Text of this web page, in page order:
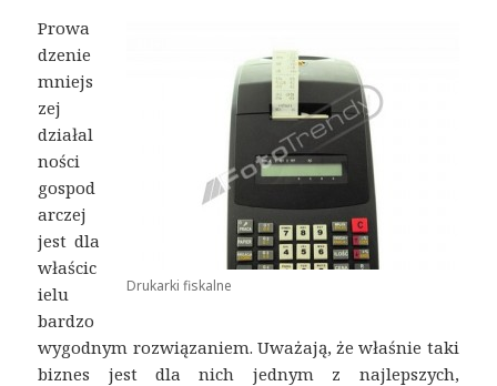
Drukarki fiskalne
Prowa
dzenie
mniejs
zej
działal
ności
gospod
arczej
jest dla
właścic
ielu
bardzo
wygodnym rozwiązaniem. Uważają, że właśnie taki
biznes jest dla nich jednym z najlepszych,